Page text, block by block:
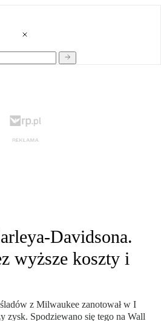
Davidsona.
wyższe koszty i
z Milwaukee zanotował w I
zysk. Spodziewano się tego na Wall